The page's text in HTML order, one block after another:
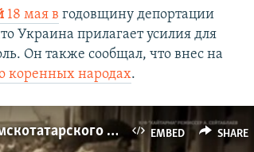
18 маяв годовщину депортации
Украина прилагает усилия для
Он также сообщал, что внес на
коренных народах.
EMBED SHARE
Депортация как начало геноцида крымскотатарского народа | Tugra (видео)